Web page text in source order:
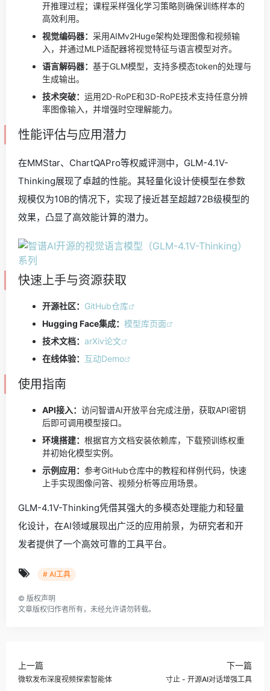
开推理过程；课程采样强化学习策略则确保训练样本的
高效利用。
视觉编码器： 采用AIMv2Huge架构处理图像和视频输
入，并通过MLP适配器将视觉特征与语言模型对齐。
语言解码器： 基于GLM模型，支持多模态token的处理与
生成输出。
技术突破： 运用2D-RoPE和3D-RoPE技术支持任意分辨
率图像输入，并增强时空理解能力。
性能评估与应用潜力
在MMStar、ChartQAPro等权威评测中，GLM-4.1V-
Thinking展现了卓越的性能。其轻量化设计使模型在参数
规模仅为10B的情况下，实现了接近甚至超越72B级模型的
效果，凸显了高效能计算的潜力。
快速上手与资源获取
开源社区： GitHub仓库
Hugging Face集成： 模型库页面
技术文档： arXiv论文
在线体验： 互动Demo
使用指南
API接入： 访问智谱AI开放平台完成注册，获取API密钥
后即可调用模型接口。
环境搭建： 根据官方文档安装依赖库，下载预训练权重
并初始化模型实例。
示例应用： 参考GitHub仓库中的教程和样例代码，快速
上手实现图像问答、视频分析等应用场景。
GLM-4.1V-Thinking凭借其强大的多模态处理能力和轻量
化设计，在AI领域展现出广泛的应用前景，为研究者和开
发者提供了一个高效可靠的工具平台。
# AI工具
© 版权声明
文章版权归作者所有，未经允许请勿转载。
上一篇
微软发布深度视频探索智能体
下一篇
寸止 - 开源AI对话增强工具